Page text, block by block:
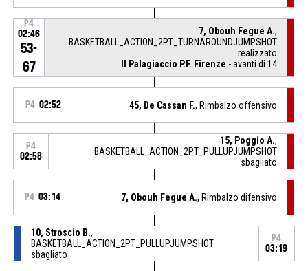
P4
02:46
53-
67
7, Obouh Fegue A.,
BASKETBALL_ACTION_2PT_TURNAROUNDJUMPSHOT
realizzato
Il Palagiaccio P.F. Firenze - avanti di 14
P4 02:52 45, De Cassan F., Rimbalzo offensivo
P4
02:58
15, Poggio A.,
BASKETBALL_ACTION_2PT_PULLUPJUMPSHOT
sbagliato
P4 03:14 7, Obouh Fegue A., Rimbalzo difensivo
10, Stroscio B.,
BASKETBALL_ACTION_2PT_PULLUPJUMPSHOT
sbagliato
P4
03:19